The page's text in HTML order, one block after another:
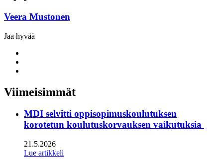
Veera Mustonen
Jaa hyvää
twitter
Viimeisimmät
MDI selvitti oppisopimuskoulutuksen
korotetun koulutuskorvauksen vaikutuksia
21.5.2026
Lue artikkeli